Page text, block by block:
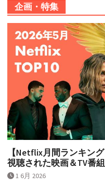
企画・特集
【Netflix月間ランキン
視聴された映画＆TV番組
1 6月 2026